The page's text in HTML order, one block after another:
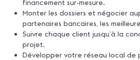
financement sur-mesure.
Monter les dossiers et négocier
partenaires bancaires, les
Suivre chaque client jusqu’à la
projet.
Développer votre réseau local de